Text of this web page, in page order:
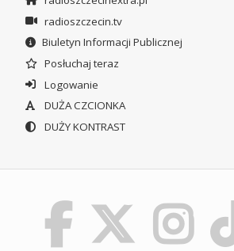
radioszczecin.tv
Biuletyn Informacji Publicznej
Posłuchaj teraz
Logowanie
DUŻA CZCIONKA
DUŻY KONTRAST